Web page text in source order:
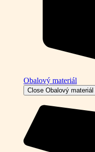
Obalový materiál
Close Obalový materiál